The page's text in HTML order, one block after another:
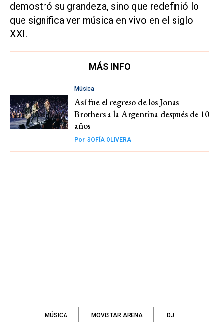
demostró su grandeza, sino que redefinió lo
que significa ver música en vivo en el siglo
XXI.
MÁS INFO
Música
Así fue el regreso de los Jonas
Brothers a la Argentina después de 10
años
Por SOFÍA OLIVERA
MÚSICA MOVISTAR ARENA DJ